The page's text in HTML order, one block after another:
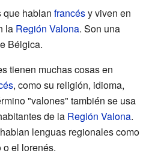
que hablan francésy viven en
la Región Valona. Son una
Bélgica.
tienen muchas cosas en
, como su religión, idioma,
"valones" también se usa
de la Región Valona.
lenguas regionales como
o el lorenés.